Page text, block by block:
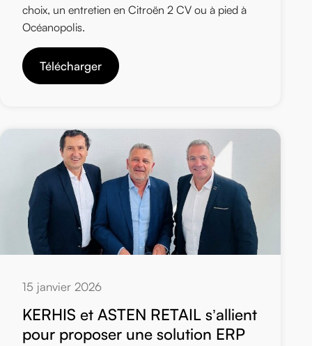
choix, un entretien en Citroën 2 CV ou à pied à
Océanopolis.
Télécharger
15 janvier 2026
KERHIS et ASTEN RETAIL s’allient
pour proposer une solution ERP